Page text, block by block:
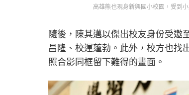
高雄熊也現身新興國小校園，受到
隨後，陳其邁以傑出校友身份受邀
昌隆、校運蓬勃。此外，校方也找
照合影同框留下難得的畫面。